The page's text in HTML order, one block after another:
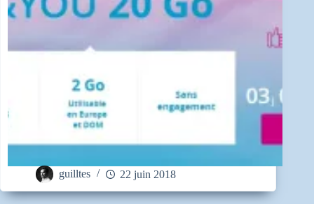
guilltes 22 juin 2018